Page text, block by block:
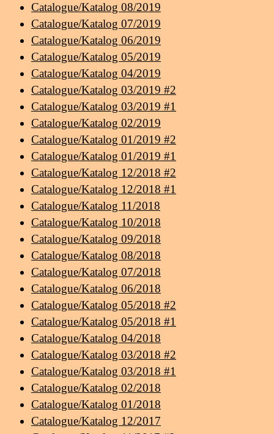
Catalogue/Katalog 08/2019
Catalogue/Katalog 07/2019
Catalogue/Katalog 06/2019
Catalogue/Katalog 05/2019
Catalogue/Katalog 04/2019
Catalogue/Katalog 03/2019 #2
Catalogue/Katalog 03/2019 #1
Catalogue/Katalog 02/2019
Catalogue/Katalog 01/2019 #2
Catalogue/Katalog 01/2019 #1
Catalogue/Katalog 12/2018 #2
Catalogue/Katalog 12/2018 #1
Catalogue/Katalog 11/2018
Catalogue/Katalog 10/2018
Catalogue/Katalog 09/2018
Catalogue/Katalog 08/2018
Catalogue/Katalog 07/2018
Catalogue/Katalog 06/2018
Catalogue/Katalog 05/2018 #2
Catalogue/Katalog 05/2018 #1
Catalogue/Katalog 04/2018
Catalogue/Katalog 03/2018 #2
Catalogue/Katalog 03/2018 #1
Catalogue/Katalog 02/2018
Catalogue/Katalog 01/2018
Catalogue/Katalog 12/2017